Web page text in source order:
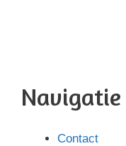
Navigatie
Contact